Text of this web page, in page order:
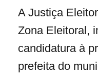
A Justiça
Zona Eleitoral,
candidatura à
prefeita do